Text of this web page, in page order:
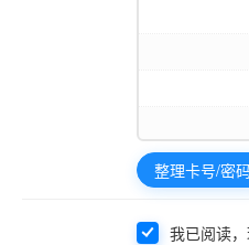
整理卡号/密
我已阅读